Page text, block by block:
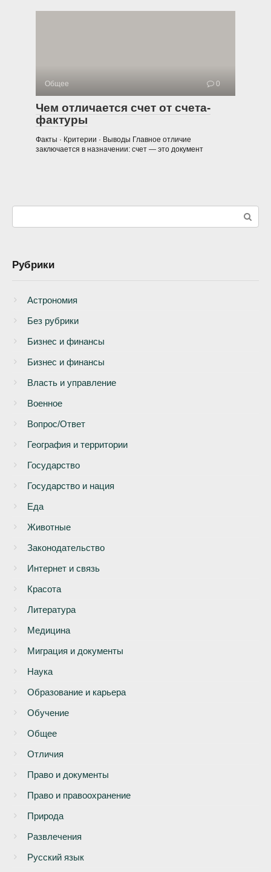
Общее 0
Чем отличается счет от счета-
фактуры
Факты · Критерии · Выводы Главное отличие
заключается в назначении: счет — это документ
Рубрики
Астрономия
Без рубрики
Бизнеc и финансы
Бизнес и финансы
Власть и управление
Военное
Вопрос/Ответ
География и территории
Государство
Государство и нация
Еда
Животные
Законодательство
Интернет и связь
Красота
Литература
Медицина
Миграция и документы
Наука
Образование и карьера
Обучение
Общее
Отличия
Право и документы
Право и правоохранение
Природа
Развлечения
Русский язык